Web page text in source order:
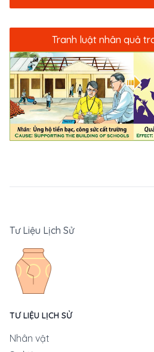
Tranh luật nhân quả
Tư Liệu Lịch Sử
TƯ LIỆU LỊCH SỬ
Nhân vật